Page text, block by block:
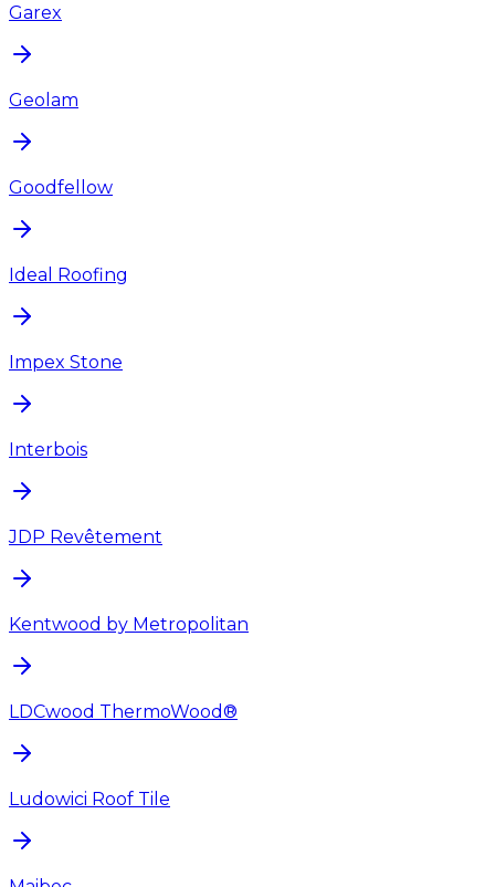
Garex
Geolam
Goodfellow
Ideal Roofing
Impex Stone
Interbois
JDP Revêtement
Kentwood by Metropolitan
LDCwood ThermoWood®
Ludowici Roof Tile